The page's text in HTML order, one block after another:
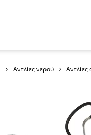
Αντλίες νερού